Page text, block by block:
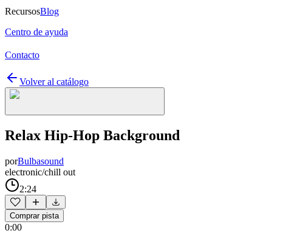
RecursosBlog
Centro de ayuda
Contacto
Volver al catálogo
Relax Hip-Hop Background
porBulbasound
electronic/chill out
2:24
Comprar pista
0:00